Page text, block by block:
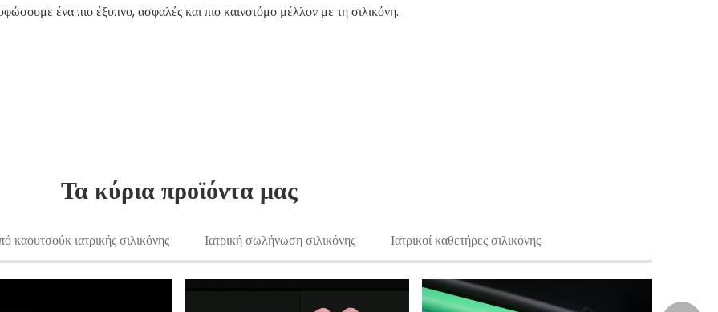
ένα πιο έξυπνο, ασφαλές και πιο καινοτόμο μέλλον με τη σιλικόνη.
Τα κύρια προϊόντα μας
καουτσούκ ιατρικής σιλικόνης Ιατρική σωλήνωση σιλικόνης Ιατρικοί καθετήρες σιλικόνης